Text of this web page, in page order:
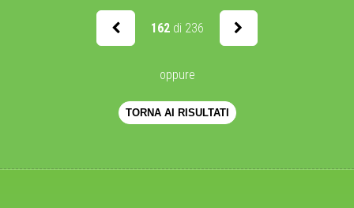
162di 236
oppure
TORNA AI RISULTATI